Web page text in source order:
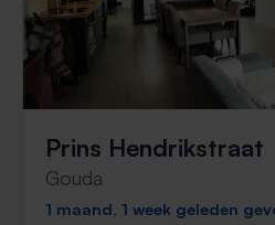
Prins Hendrikstraat
Gouda
1 maand, 1 week geleden